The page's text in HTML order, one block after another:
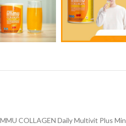
COLLAGEN Daily Multivit Plus